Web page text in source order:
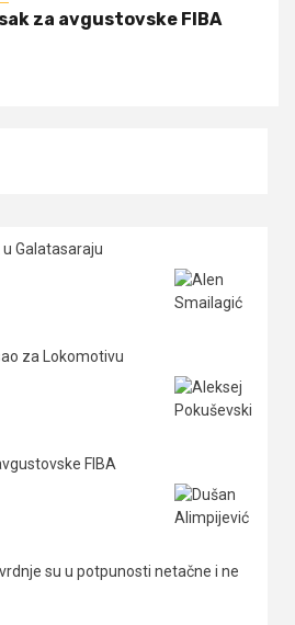
za avgustovske FIBA
Galatasaraju
za Lokomotivu
FIBA
su u potpunosti netačne i ne